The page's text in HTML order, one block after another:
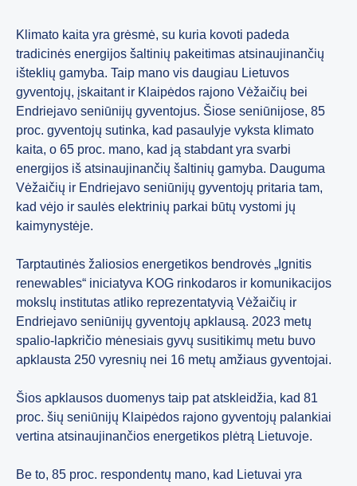
Klimato kaita yra grėsmė, su kuria kovoti padeda
tradicinės energijos šaltinių pakeitimas atsinaujinančių
išteklių gamyba. Taip mano vis daugiau Lietuvos
gyventojų, įskaitant ir Klaipėdos rajono Vėžaičių bei
Endriejavo seniūnijų gyventojus. Šiose seniūnijose, 85
proc. gyventojų sutinka, kad pasaulyje vyksta klimato
kaita, o 65 proc. mano, kad ją stabdant yra svarbi
energijos iš atsinaujinančių šaltinių gamyba. Dauguma
Vėžaičių ir Endriejavo seniūnijų gyventojų pritaria tam,
kad vėjo ir saulės elektrinių parkai būtų vystomi jų
kaimynystėje.
Tarptautinės žaliosios energetikos bendrovės „Ignitis
renewables“ iniciatyva KOG rinkodaros ir komunikacijos
mokslų institutas atliko reprezentatyvią Vėžaičių ir
Endriejavo seniūnijų gyventojų apklausą. 2023 metų
spalio-lapkričio mėnesiais gyvų susitikimų metu buvo
apklausta 250 vyresnių nei 16 metų amžiaus gyventojai.
Šios apklausos duomenys taip pat atskleidžia, kad 81
proc. šių seniūnijų Klaipėdos rajono gyventojų palankiai
vertina atsinaujinančios energetikos plėtrą Lietuvoje.
Be to, 85 proc. respondentų mano, kad Lietuvai yra